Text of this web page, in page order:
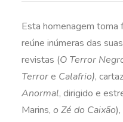
Esta homenagem toma
reúne inúmeras das
revistas (O Terror
Terrore Calafrio),
Anormal, dirigido e
Marins, o Zé do Caixão